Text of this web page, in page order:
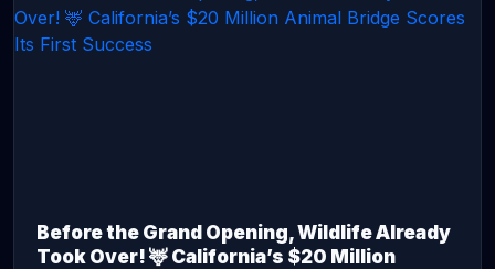
Before the Grand Opening, Wildlife Already
Took Over! 🦌 California’s $20 Million